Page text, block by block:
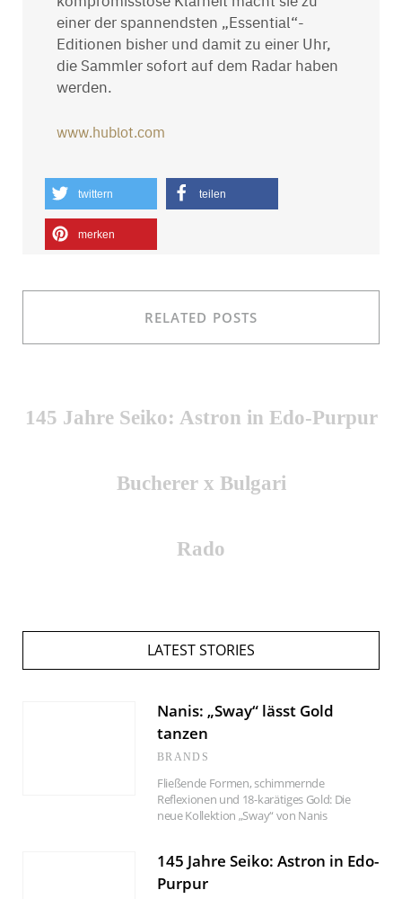
einer der spannendsten „Essential“-
Editionen bisher und damit zu einer Uhr,
die Sammler sofort auf dem Radar haben
werden.
www.hublot.com
twittern teilen
merken
RELATED POSTS
145 Jahre Seiko: Astron in Edo-Purpur
Bucherer x Bulgari
Rado
LATEST STORIES
Nanis: „Sway“ lässt Gold
tanzen
BRANDS
Fließende Formen, schimmernde
Reflexionen und 18-karätiges Gold: Die
neue Kollektion „Sway“ von Nanis
Leichtigkeit. Das ist Schmuck, der mit jeder
Bewegung zum Leben erwacht.
145 Jahre Seiko: Astron in Edo-
Purpur